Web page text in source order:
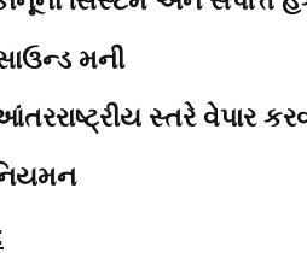
મની
સ્તરે વેપાર